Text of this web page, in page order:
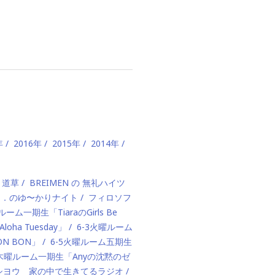
2016年 2015年 2014年
草
BREIMEN の 無礼ハイツ
のゆ〜かりナイト
フィロソフ
ーム一期生「TiaraのGirls Be
Tuesday」
6-3火曜ルーム
BON」
6-5火曜ルーム五期生
曜ルーム一期生「Anyの沈黙のゼ
ヨウ 家の中で生きてるラジオ